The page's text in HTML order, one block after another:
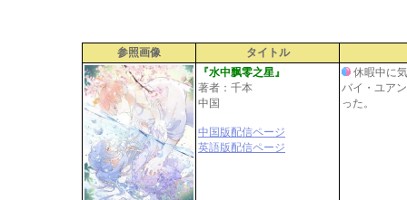
参照画像
タイトル
『水中飘零之星』
著者：千本
中国
中国版配信ページ
英語版配信ページ
休暇中に
バイ・ユア
った。